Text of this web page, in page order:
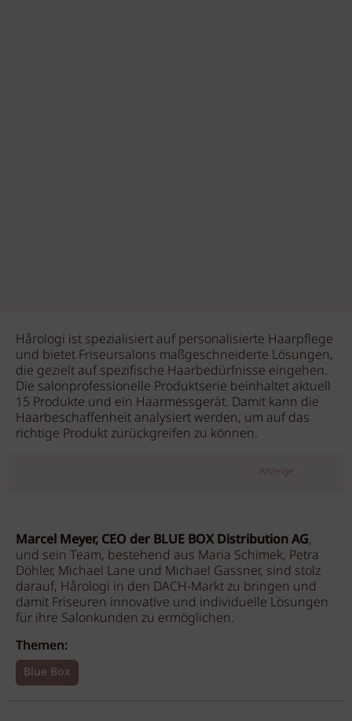
Hårologi ist spezialisiert auf personalisierte Haarpflege
und bietet Friseursalons maßgeschneiderte Lösungen,
die gezielt auf spezifische Haarbedürfnisse eingehen.
Die salonprofessionelle Produktserie beinhaltet aktuell
15 Produkte und ein Haarmessgerät. Damit kann die
Haarbeschaffenheit analysiert werden, um auf das
richtige Produkt zurückgreifen zu können.
Anzeige
Marcel Meyer, CEO der BLUE BOX Distribution AG,
und sein Team, bestehend aus Maria Schimek, Petra
Döhler, Michael Lane und Michael Gassner, sind stolz
darauf, Hårologi in den DACH-Markt zu bringen und
damit Friseuren innovative und individuelle Lösungen
für ihre Salonkunden zu ermöglichen.
Themen:
Blue Box